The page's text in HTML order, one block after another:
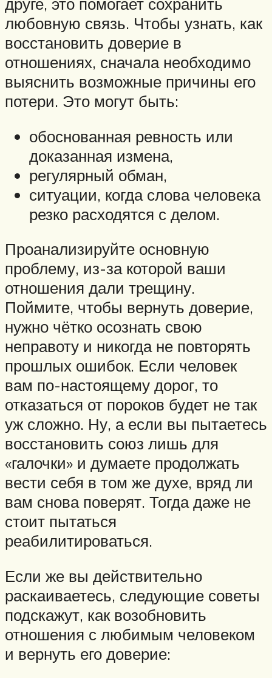
любовную связь. Чтобы узнать, как
восстановить доверие в
отношениях, сначала необходимо
выяснить возможные причины его
потери. Это могут быть:
обоснованная ревность или
доказанная измена,
регулярный обман,
ситуации, когда слова человека
резко расходятся с делом.
Проанализируйте основную
проблему, из-за которой ваши
отношения дали трещину.
Поймите, чтобы вернуть доверие,
нужно чётко осознать свою
неправоту и никогда не повторять
прошлых ошибок. Если человек
вам по-настоящему дорог, то
отказаться от пороков будет не так
уж сложно. Ну, а если вы пытаетесь
восстановить союз лишь для
«галочки» и думаете продолжать
вести себя в том же духе, вряд ли
вам снова поверят. Тогда даже не
стоит пытаться
реабилитироваться.
Если же вы действительно
раскаиваетесь, следующие советы
подскажут, как возобновить
отношения с любимым человеком
и вернуть его доверие: